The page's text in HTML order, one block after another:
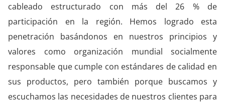
cableado estructurado con más del 26 % de
participación en la región. Hemos logrado esta
penetración basándonos en nuestros principios y
valores como organización mundial socialmente
responsable que cumple con estándares de calidad en
sus productos, pero también porque buscamos y
escuchamos las necesidades de nuestros clientes para